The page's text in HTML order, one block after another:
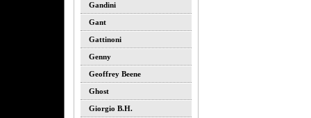
Gandini
Gant
Gattinoni
Genny
Geoffrey Beene
Ghost
Giorgio B.h.